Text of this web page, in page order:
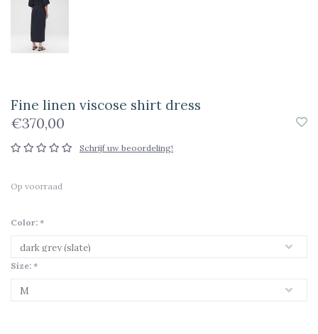
Fine linen viscose shirt dress
€370,00
Schrijf uw beoordeling!
Op voorraad
Color: *
Size: *